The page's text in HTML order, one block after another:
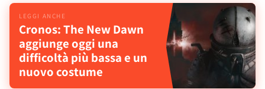
Cronos: The New Dawn
aggiunge oggi una
difficoltà più bassa e un
nuovo costume